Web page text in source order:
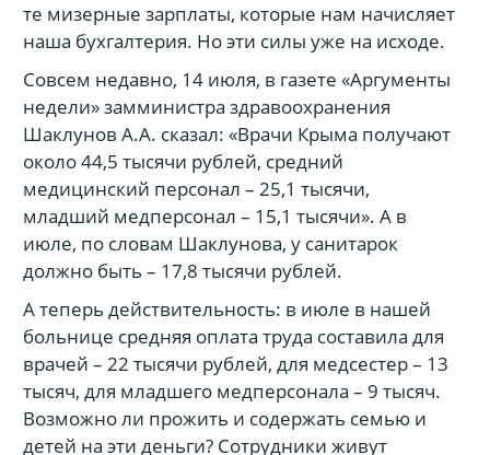
те мизерные зарплаты, которые нам начисляет
наша бухгалтерия. Но эти силы уже на исходе.
Совсем недавно, 14 июля, в газете «Аргументы
недели» замминистра здравоохранения
Шаклунов А.А. сказал: «Врачи Крыма получают
около 44,5 тысячи рублей, средний
медицинский персонал – 25,1 тысячи,
младший медперсонал – 15,1 тысячи». А в
июле, по словам Шаклунова, у санитарок
должно быть – 17,8 тысячи рублей.
А теперь действительность: в июле в нашей
больнице средняя оплата труда составила для
врачей – 22 тысячи рублей, для медсестер – 13
тысяч, для младшего медперсонала – 9 тысяч.
Возможно ли прожить и содержать семью и
детей на эти деньги? Сотрудники живут